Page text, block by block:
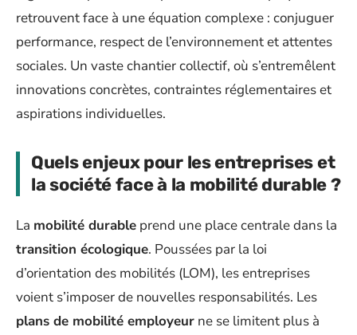
retrouvent face à une équation complexe : conjuguer
performance, respect de l’environnement et attentes
sociales. Un vaste chantier collectif, où s’entremêlent
innovations concrètes, contraintes réglementaires et
aspirations individuelles.
Quels enjeux pour les entreprises et
la société face à la mobilité durable ?
La mobilité durable prend une place centrale dans la
transition écologique. Poussées par la loi
d’orientation des mobilités (LOM), les entreprises
voient s’imposer de nouvelles responsabilités. Les
plans de mobilité employeur ne se limitent plus à